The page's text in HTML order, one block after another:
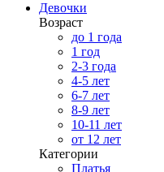
Девочки
Возраст
до 1 года
1 год
2-3 года
4-5 лет
6-7 лет
8-9 лет
10-11 лет
от 12 лет
Категории
Платья